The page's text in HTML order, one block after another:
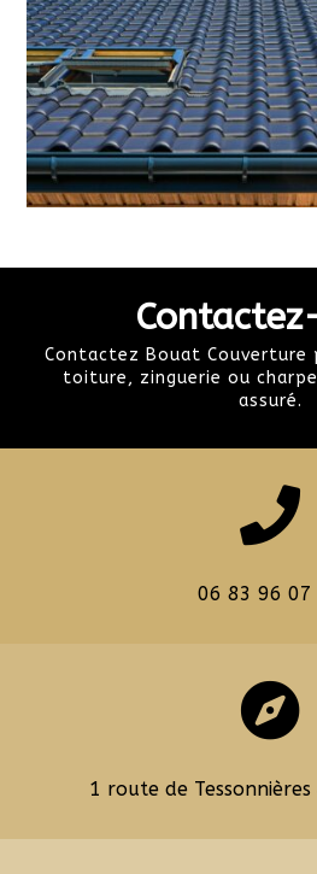
Contactez Bouat Couverture
toiture, zinguerie ou
assuré.

06 83 96 07

1 route de Tessonnières